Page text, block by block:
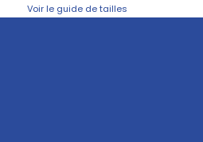
Voir le guide de tailles